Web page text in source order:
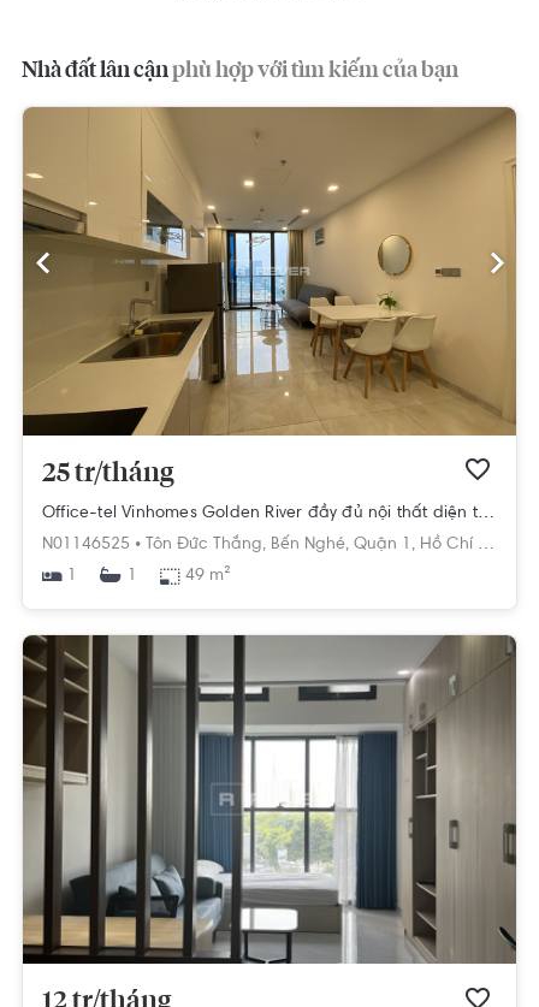
Nhà đất lân cậnphù hợp với tìm kiếm của bạn
25 tr/tháng
Office-tel Vinhomes Golden River đầy đủ nội thất diện tích 49m²
N01146525 • Tôn Đức Thắng, Bến Nghé, Quận 1, Hồ Chí Minh
1
1 49 m²